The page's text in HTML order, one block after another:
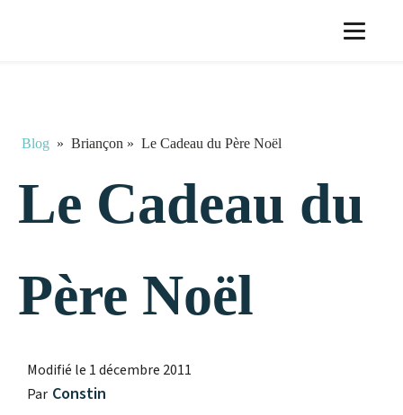
Blog » Briançon » Le Cadeau du Père Noël
Le Cadeau du
Père Noël
Modifié le 1 décembre 2011
Par Constin